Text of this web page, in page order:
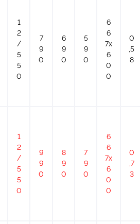
1
2
/
5
5
0
7
9
0
6
9
0
5
9
0
6
6
7х
6
0
0
0
,5
8
1
2
/
5
5
0
9
9
0
8
9
0
7
9
0
6
6
7х
6
0
0
0
,7
3